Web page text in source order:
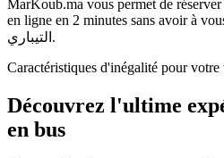
MarKoub.ma vous permet de
en ligne en 2 minutes sans avoir à
التيباري .
Caractéristiques d'inégalité pour votre
Découvrez l'ultime
en bus